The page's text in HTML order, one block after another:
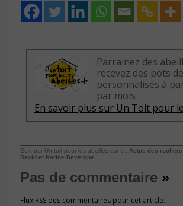
Parrainez des
recevez des pots
personnalisés à
par mois
En savoir plus sur Un Toit pour
Ecrit par Un toit pour les abeilles dans : Actus des
David et Karine Devergne
Pas de commentaire »
Flux RSS des commentaires pour cet article.